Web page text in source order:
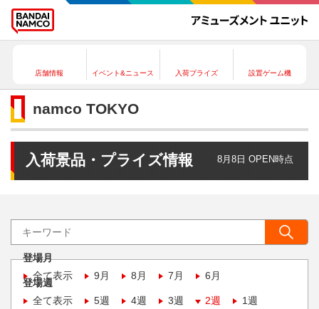
店舗情報 イベント&ニュース 入荷プライズ 設置ゲーム機
namco TOKYO
入荷景品・プライズ情報 8月8日 OPEN時点
登場月
全て表示
9月 8月 7月 6月
登場週
全て表示
5週 4週 3週 2週 1週